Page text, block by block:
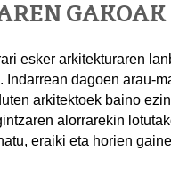
GAKOAK
esker arkitekturaren
Indarrean dagoen arau-
arkitektoek baino
alorrarekin
eraiki eta horien